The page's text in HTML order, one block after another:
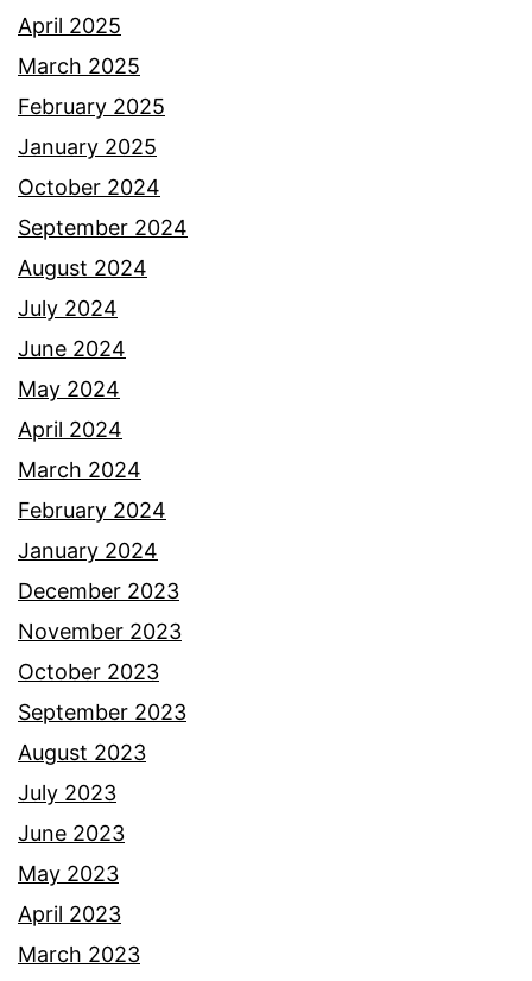
April 2025
March 2025
February 2025
January 2025
October 2024
September 2024
August 2024
July 2024
June 2024
May 2024
April 2024
March 2024
February 2024
January 2024
December 2023
November 2023
October 2023
September 2023
August 2023
July 2023
June 2023
May 2023
April 2023
March 2023